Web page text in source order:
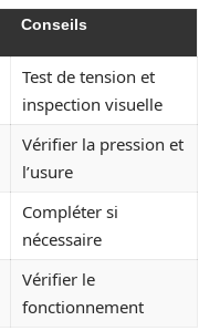
Conseils
Test de tension et
inspection visuelle
Vérifier la pression et
l’usure
Compléter si
nécessaire
Vérifier le
fonctionnement